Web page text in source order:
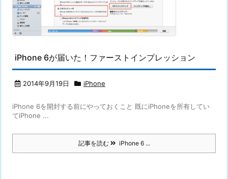
iPhone 6が届いた！ファーストインプレッション
2014年9月19日 iPhone
iPhone 6を開封する前にやっておくこと 既にiPhoneを所有してい
てiPhone ...
記事を読む iPhone 6 ...